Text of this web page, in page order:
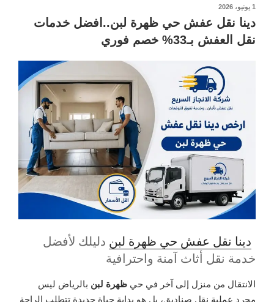
نُشر1 يونيو، 2026
دينا نقل عفش حي ظهرة لبن..افضل خدمات
نقل العفش بـ33% خصم فوري
دينا نقل عفش حي ظهرة لبن دليلك لأفضل
خدمة نقل أثاث آمنة واحترافية
الانتقال من منزل إلى آخر في حي ظهرة لبن بالرياض ليس
مجرد عملية نقل صناديق، بل هو بداية حياة جديدة تتطلب الراحة